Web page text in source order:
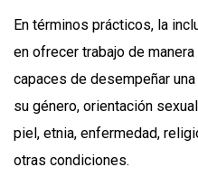
En términos prácticos, la
en ofrecer trabajo de
capaces de desempeñar
su género, orientación
piel, etnia, enfermedad,
otras condiciones.